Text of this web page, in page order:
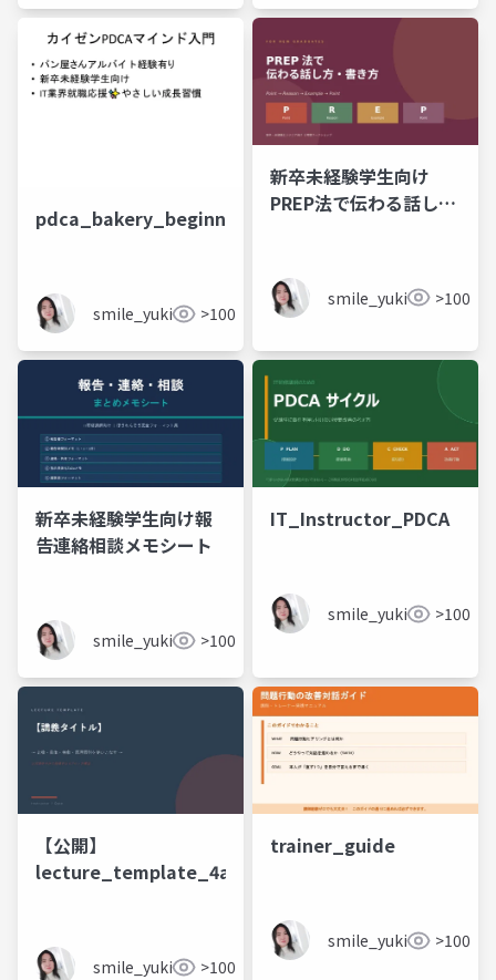
pdca_bakery_beginner
smile_yukiko_it>100
新卒未経験学生向け
PREP法で伝わる話し
smile_yukiko_it>100
新卒未経験学生向け報
告連絡相談メモシート
smile_yukiko_it>100
IT_Instructor_PDCA
smile_yukiko_it>100
【公開】
lecture_template_4approaches
smile_yukiko_it>100
trainer_guide
smile_yukiko_it>100